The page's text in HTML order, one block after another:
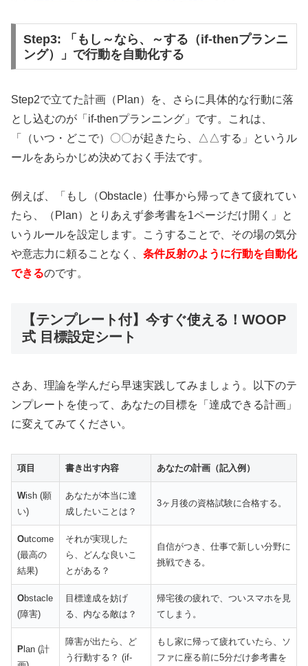
Step3: 「もし～なら、～する（if-thenプランニ
ング）」で行動を自動化する
Step2で立てた計画（Plan）を、さらに具体的な行動に落
とし込むのが「if-thenプランニング」です。これは、
「（いつ・どこで）〇〇が起きたら、△△する」というル
ールをあらかじめ決めておく手法です。
例えば、「もし（Obstacle）仕事から帰ってきて疲れてい
たら、（Plan）とりあえず参考書を1ページだけ開く」と
いうルールを設定します。こうすることで、その場の気分
や意志力に頼ることなく、 条件反射のように行動を自動化
できるのです。
【テンプレート付】今すぐ使える！WOOP
式 目標設定シート
さあ、理論を学んだら早速実践してみましょう。以下のテ
ンプレートを使って、あなたの目標を「達成できる計画」
に変えてみてください。
項目 書き出す内容 あなたの計画（記入例）
Wish (願
い)
あなたが本当に達
成したいことは？
3ヶ月後の資格試験に合格する。
Outcome
(最高の
結果)
それが実現した
ら、どんな良いこ
とがある？
自信がつき、仕事で新しい分野に
挑戦できる。
Obstacle
(障害)
目標達成を妨げ
る、内なる敵は？
帰宅後の疲れで、ついスマホを見
てしまう。
P lan (計
障害が出たら、ど
う行動する？ (if-
もし家に帰って疲れていたら、ソ
ファに座る前に5分だけ参考書を